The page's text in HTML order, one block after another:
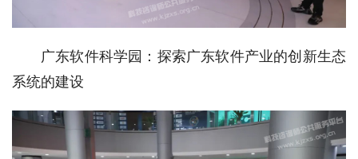
广东软件科学园：探索广东软件产业的创新生态
系统的建设